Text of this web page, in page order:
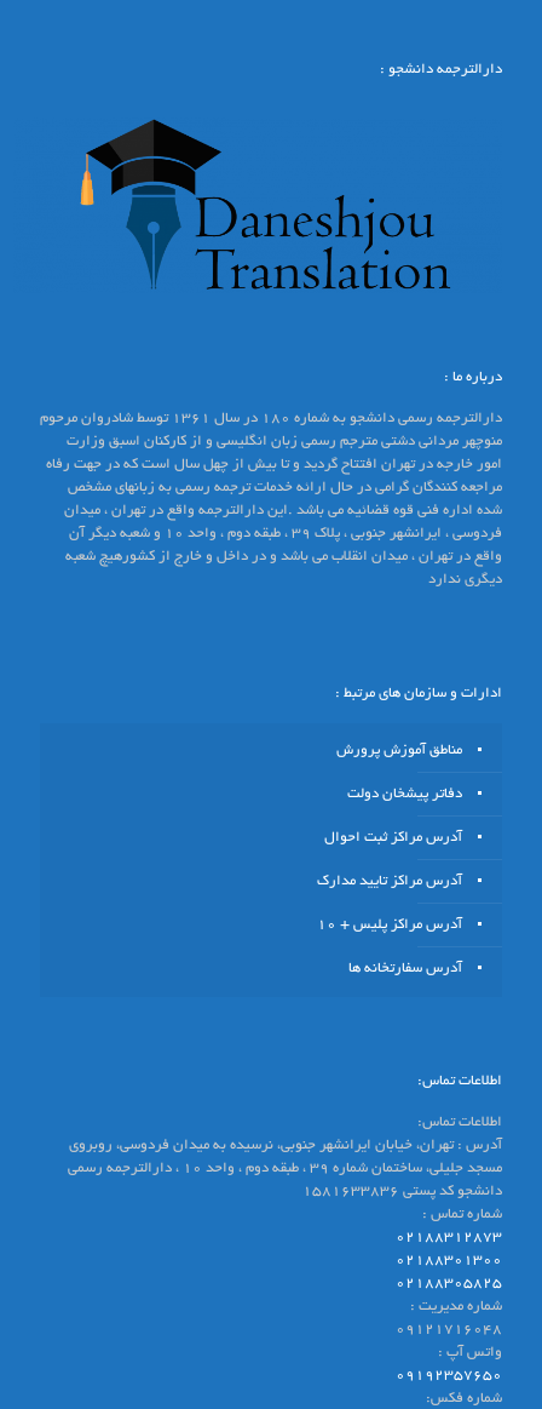
دارالترجمه دانشجو :
درباره ما :
دارالترجمه رسمی دانشجو به شماره 180 در سال 1361 توسط شادروان مرحوم
منوچهر مردانی دشتی مترجم رسمی زبان انگلیسی و از کارکنان اسبق وزارت
امور خارجه در تهران افتتاح گردید و تا بیش از چهل سال است که در جهت رفاه
مراجعه کنندگان گرامی در حال ارائه خدمات ترجمه رسمی به زبانهای مشخص
شده اداره فنی قوه قضائیه می باشد .این دارالترجمه واقع در تهران ، میدان
فردوسی ، ایرانشهر جنوبی ، پلاک 39 ، طبقه دوم ، واحد 10 و شعبه دیگر آن
واقع در تهران ، میدان انقلاب می باشد و در داخل و خارج از کشورهیچ شعبه
دیگری ندارد
ادارات و سازمان های مرتبط :
مناطق آموزش پرورش
دفاتر پیشخان دولت
آدرس مراکز ثبت احوال
آدرس مراکز تایید مدارک
آدرس مراکز پلیس + 10
آدرس سفارتخانه ها
اطلاعات تماس:
اطلاعات تماس:
آدرس : تهران، خیابان ایرانشهر جنوبی، نرسیده به میدان فردوسی، روبروی
مسجد جلیلی، ساختمان شماره ۳۹ ، طبقه دوم ، واحد ۱۰ ، دارالترجمه رسمی
دانشجو کد پستی 1581633836
شماره تماس :
02188312873
02188301300
02188305825
شماره مدیریت :
09121716048
واتس آپ :
09192357650
شماره فکس: